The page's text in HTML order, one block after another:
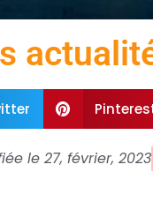
le 27, février, 2023